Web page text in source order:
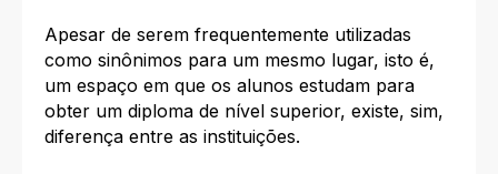
Apesar de serem frequentemente utilizadas
como sinônimos para um mesmo lugar, isto é,
um espaço em que os alunos estudam para
obter um diploma de nível superior, existe, sim,
diferença entre as instituições.